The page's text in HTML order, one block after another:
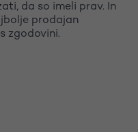
da so imeli prav. In
prodajan
zgodovini.